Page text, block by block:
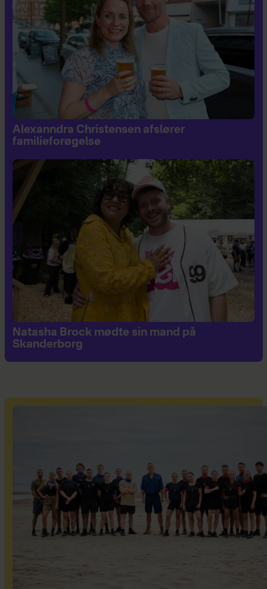
Alexanndra Christensen afslører
familieforøgelse
Natasha Brock mødte sin mand på
Skanderborg